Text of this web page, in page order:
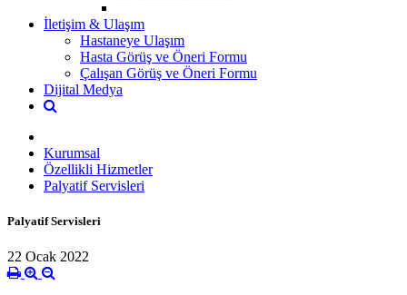
İletişim & Ulaşım
Hastaneye Ulaşım
Hasta Görüş ve Öneri Formu
Çalışan Görüş ve Öneri Formu
Dijital Medya
Kurumsal
Özellikli Hizmetler
Palyatif Servisleri
Palyatif Servisleri
22 Ocak 2022